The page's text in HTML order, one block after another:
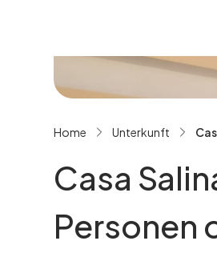
Home
Unterkunft
Casa
Personen